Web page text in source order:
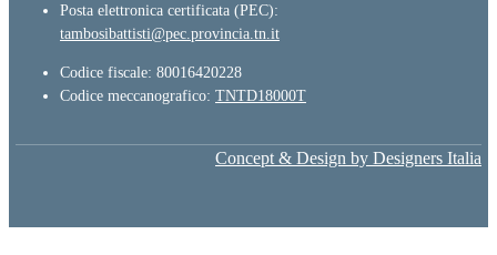
Posta elettronica certificata (PEC):
tambosibattisti@pec.provincia.tn.it
Codice fiscale: 80016420228
Codice meccanografico: TNTD18000T
Concept & Design by Designers Italia